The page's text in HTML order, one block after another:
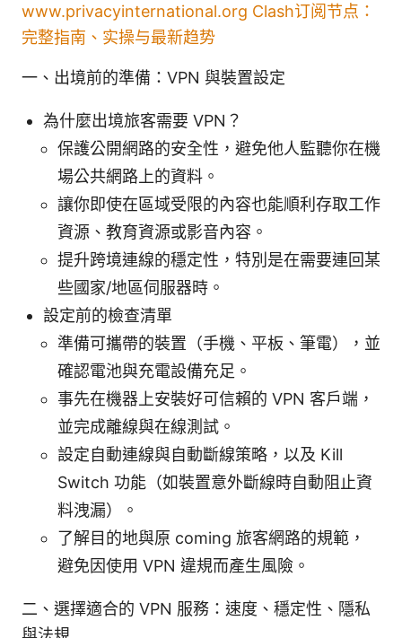
www.privacyinternational.org Clash订阅节点：
完整指南、实操与最新趋势
一、出境前的準備：VPN 與裝置設定
為什麼出境旅客需要 VPN？
保護公開網路的安全性，避免他人監聽你在機
場公共網路上的資料。
讓你即使在區域受限的內容也能順利存取工作
資源、教育資源或影音內容。
提升跨境連線的穩定性，特別是在需要連回某
些國家/地區伺服器時。
設定前的檢查清單
準備可攜帶的裝置（手機、平板、筆電），並
確認電池與充電設備充足。
事先在機器上安裝好可信賴的 VPN 客戶端，
並完成離線與在線測試。
設定自動連線與自動斷線策略，以及 Kill
Switch 功能（如裝置意外斷線時自動阻止資
料洩漏）。
了解目的地與原 coming 旅客網路的規範，
避免因使用 VPN 違規而產生風險。
二、選擇適合的 VPN 服務：速度、穩定性、隱私